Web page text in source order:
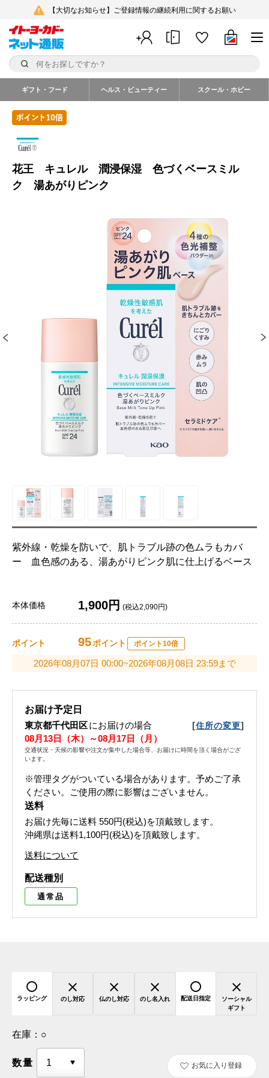
【大切なお知らせ】ご登録情報の継続利用に関するお願い
ギフト・フード ヘルス・ビューティー スクール・ホビー
花王 キュレル 潤浸保湿 色づくベースミル
ク 湯あがりピンク
紫外線・乾燥を防いで、肌トラブル跡の色ムラもカバ
ー 血色感のある、湯あがりピンク肌に仕上げるベース
本体価格 1,900円 (税込2,090円)
ポイント 95ポイント ポイント10倍
2026年08月07日 00:00~2026年08月08日 23:59まで
お届け予定日
東京都千代田区にお届けの場合 [住所の変更]
08月13日（木）～08月17日（月）
交通状況・天候の影響や注文が集中した場合等、お届けに時間を頂く場合がござ
います。
※管理タグがついている場合があります。予めご了承
ください。ご使用の際に影響はございません。
送料
お届け先毎に送料 550円(税込)を頂戴致します。
沖縄県は送料1,100円(税込)を頂戴致します。
送料について
配送種別
通常品
ラッピング のし対応 仏のし対応 のし名入れ 配送日指定
ソーシャル
ギフト
在庫： ○
数量 お気に入り登録